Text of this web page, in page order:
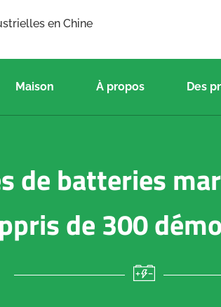
en Chine
Maison À propos Des
de batteries
de 300